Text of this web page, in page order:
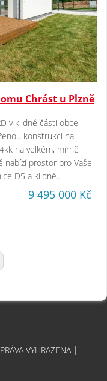
Chrást u Plzně
v klidné části obce
konstrukcí na
na velkém, mírně
nabízí prostor pro Vaše
D5 a klidné..
9 495 000 Kč
VYHRAZENA |